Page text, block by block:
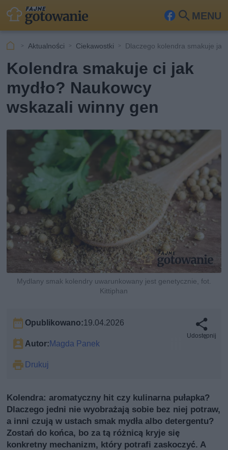
MENU
Fa
ook
Szu
kaj
Aktualności Ciekawostki Dlaczego kolendra smakuje jak
Kolendra smakuje ci jak
mydło? Naukowcy
wskazali winny gen
Mydlany smak kolendry uwarunkowany jest genetycznie, fot.
Kittiphan
Opublikowano:19.04.2026
Autor:Magda Panek
Drukuj
Udostępnij
Kolendra: aromatyczny hit czy kulinarna pułapka?
Dlaczego jedni nie wyobrażają sobie bez niej potraw,
a inni czują w ustach smak mydła albo detergentu?
Zostań do końca, bo za tą różnicą kryje się
konkretny mechanizm, który potrafi zaskoczyć. A